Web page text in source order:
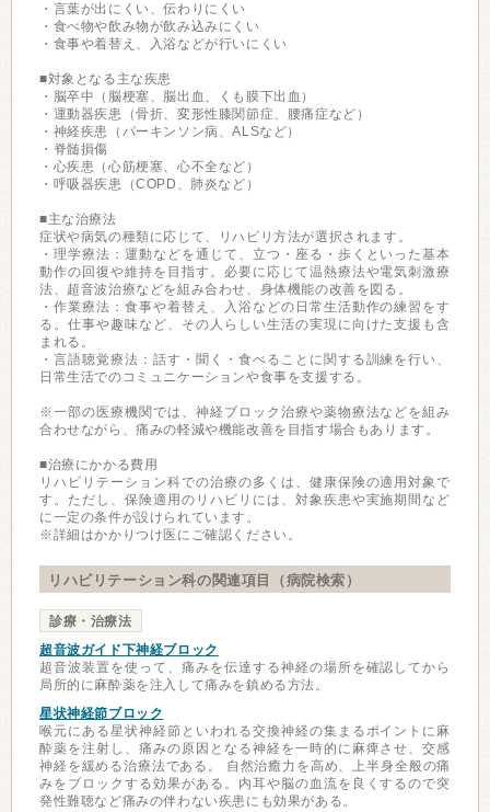
・言葉が出にくい、伝わりにくい
・食べ物や飲み物が飲み込みにくい
・食事や着替え、入浴などが行いにくい
■対象となる主な疾患
・脳卒中（脳梗塞、脳出血、くも膜下出血）
・運動器疾患（骨折、変形性膝関節症、腰痛症など）
・神経疾患（パーキンソン病、ALSなど）
・脊髄損傷
・心疾患（心筋梗塞、心不全など）
・呼吸器疾患（COPD、肺炎など）
■主な治療法
症状や病気の種類に応じて、リハビリ方法が選択されます。
・理学療法：運動などを通じて、立つ・座る・歩くといった基本
動作の回復や維持を目指す。必要に応じて温熱療法や電気刺激療
法、超音波治療などを組み合わせ、身体機能の改善を図る。
・作業療法：食事や着替え、入浴などの日常生活動作の練習をす
る。仕事や趣味など、その人らしい生活の実現に向けた支援も含
まれる。
・言語聴覚療法：話す・聞く・食べることに関する訓練を行い、
日常生活でのコミュニケーションや食事を支援する。
※一部の医療機関では、神経ブロック治療や薬物療法などを組み
合わせながら、痛みの軽減や機能改善を目指す場合もあります。
■治療にかかる費用
リハビリテーション科での治療の多くは、健康保険の適用対象で
す。ただし、保険適用のリハビリには、対象疾患や実施期間など
に一定の条件が設けられています。
※詳細はかかりつけ医にご確認ください。
リハビリテーション科の関連項目（病院検索）
診療・治療法
超音波ガイド下神経ブロック
超音波装置を使って、痛みを伝達する神経の場所を確認してから
局所的に麻酔薬を注入して痛みを鎮める方法。
星状神経節ブロック
喉元にある星状神経節といわれる交換神経の集まるポイントに麻
酔薬を注射し、痛みの原因となる神経を一時的に麻痺させ、交感
神経を緩める治療法である。 自然治癒力を高め、上半身全般の痛
みをブロックする効果がある。内耳や脳の血流を良くするので突
発性難聴など痛みの伴わない疾患にも効果がある。